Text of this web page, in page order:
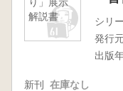
解説書
シリ
発行
出版
新刊 在庫なし